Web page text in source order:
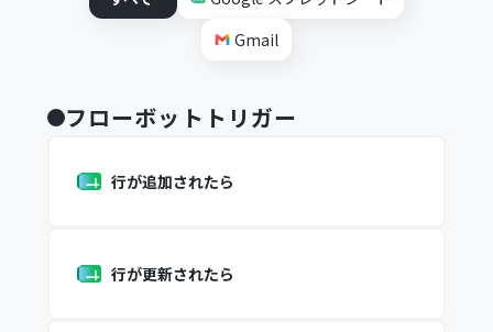
Gmail
フローボットトリガー
行が追加されたら
行が更新されたら